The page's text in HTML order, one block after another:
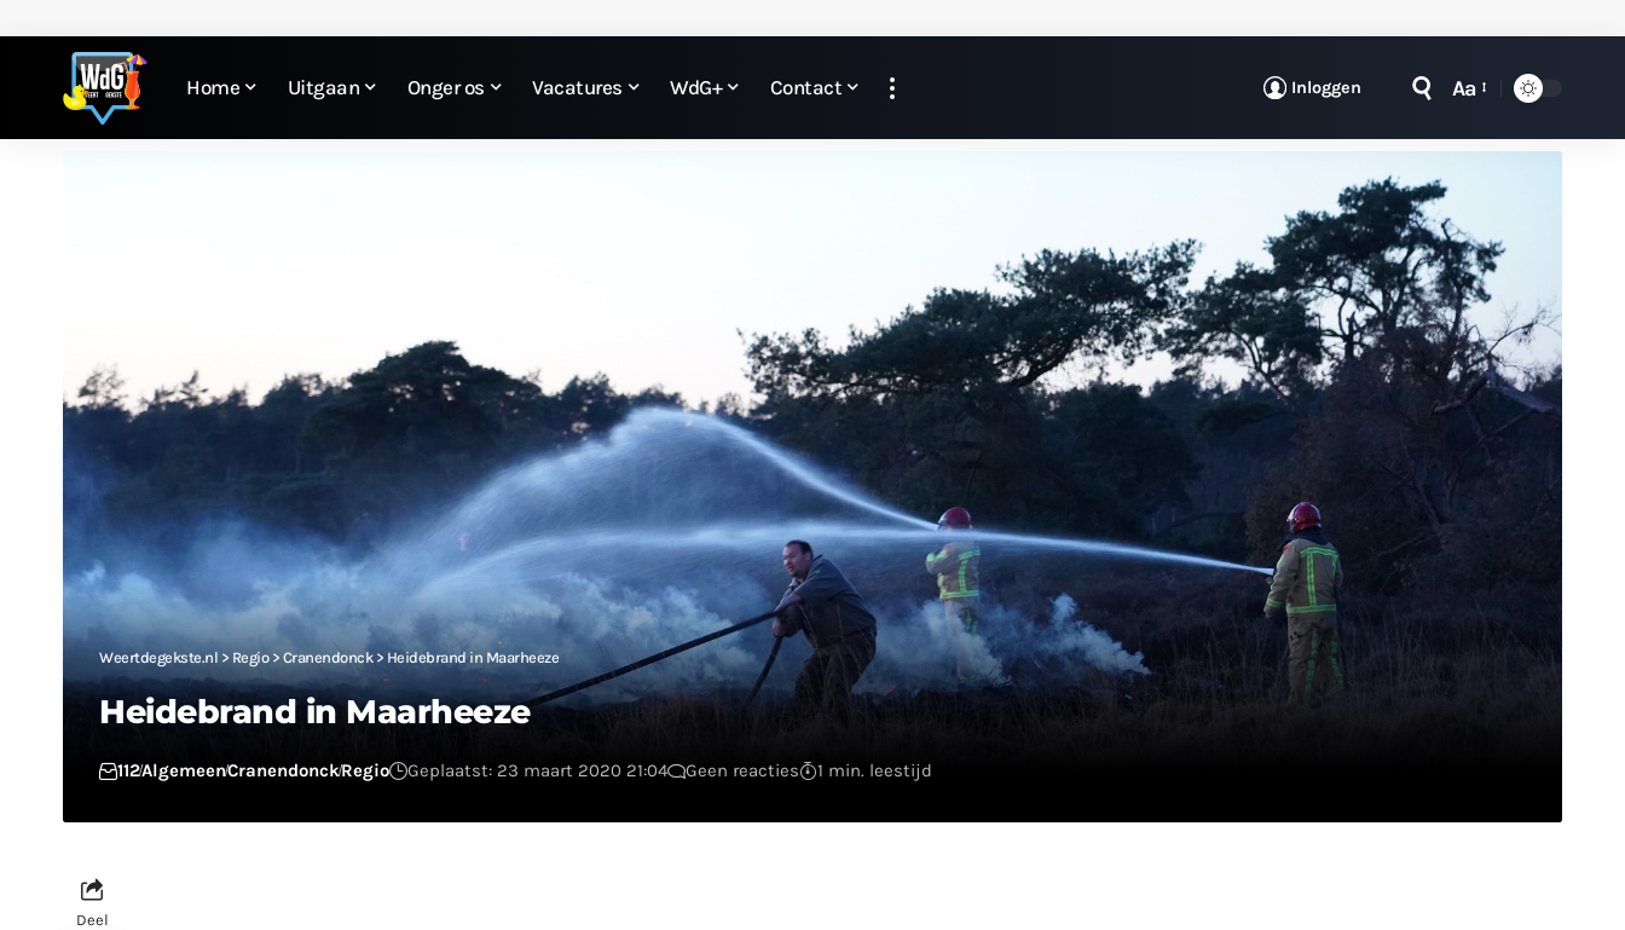
Home Uitgaan Onger os Vacatures WdG+ Contact Inloggen Aa
Weertdegekste.nl > Regio> Cranendonck> Heidebrand in Maarheeze
Heidebrand in Maarheeze
112AlgemeenCranendonckRegio Geplaatst: 23 maart 2020 21:04 Geen reacties 1 min. leestijd
Deel